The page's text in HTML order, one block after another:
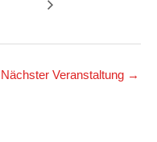
Nächster Veranstaltung →